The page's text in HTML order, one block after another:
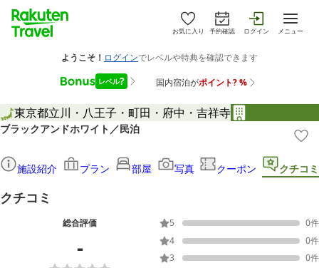
お気に入り 予約確認 ログイン メニュー
東京都立川・八王子・町田・府中・吉祥寺
ブラックアンドホワイト／民泊
施設紹介 プラン 部屋 写真 クーポン クチコミ
クチコミ
総合評価
-
5 0件
4
0件
3
0件